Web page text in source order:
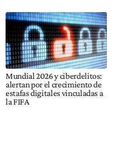
Mundial 2026 y ciberdelitos:
alertan por el crecimiento de
estafas digitales vinculadas a
la FIFA